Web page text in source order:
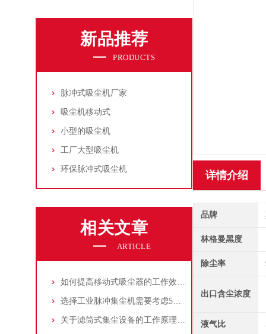
新品推荐
PRODUCTS
脉冲式吸尘机厂家
吸尘机移动式
小型的吸尘机
工厂大型吸尘机
环保脉冲式吸尘机
相关文章
ARTICLE
如何提高移动式吸尘器的工作效率？
选择工业脉冲集尘机需要考虑5大因素,你都了解吗?
关于滤筒式集尘设备的工作原理及特点说明
详情介绍
品牌
林格曼黑度
除尘率
出口含尘浓度
液气比